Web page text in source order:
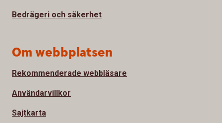
Bedrägeri och säkerhet
Om webbplatsen
Rekommenderade webbläsare
Användarvillkor
Sajtkarta